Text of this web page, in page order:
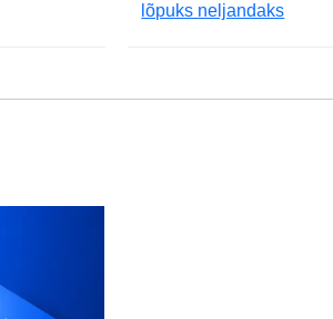
lõpuks neljandaks